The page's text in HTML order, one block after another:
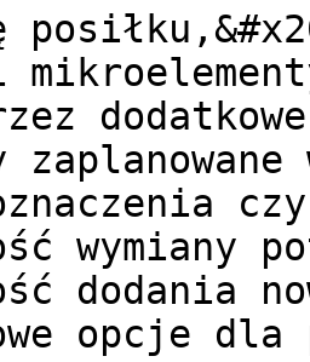
wymiany
dodania
opcje dla